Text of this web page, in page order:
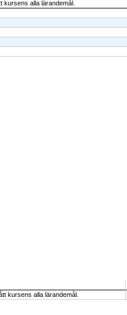
kursens alla lärandemål.
kursens alla lärandemål.